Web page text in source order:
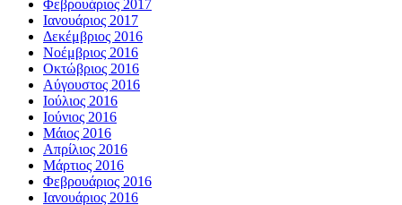
Φεβρουάριος 2017
Ιανουάριος 2017
Δεκέμβριος 2016
Νοέμβριος 2016
Οκτώβριος 2016
Αύγουστος 2016
Ιούλιος 2016
Ιούνιος 2016
Μάιος 2016
Απρίλιος 2016
Μάρτιος 2016
Φεβρουάριος 2016
Ιανουάριος 2016